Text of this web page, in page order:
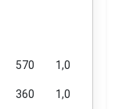
570 1,0
360 1,0